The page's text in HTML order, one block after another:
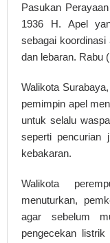
Pasukan
1936 H. Apel
sebagai
dan lebaran. Rabu
Walikota
pemimpin apel
untuk selalu
seperti pencurian
kebakaran.
Walikota
menuturkan,
agar sebelum
pengecekan